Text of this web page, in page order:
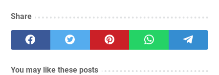
Share
You may like these posts